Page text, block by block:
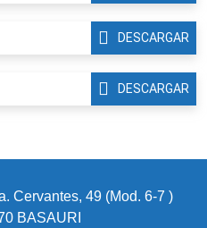
DESCARGAR
DESCARGAR
Cervantes, 49 (Mod. 6-7 )
BASAURI